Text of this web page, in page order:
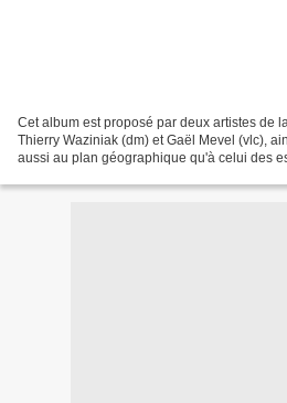
Cet album est proposé par deux artistes de
Thierry Waziniak (dm) et Gaël Mevel (vlc),
aussi au plan géographique qu'à celui des